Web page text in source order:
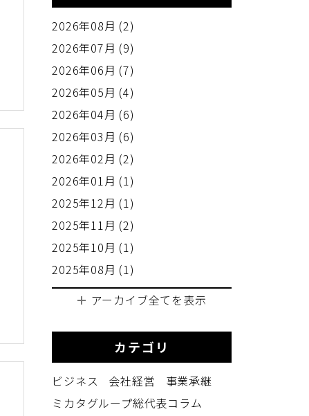
2026年08月 (2)
2026年07月 (9)
2026年06月 (7)
2026年05月 (4)
2026年04月 (6)
2026年03月 (6)
2026年02月 (2)
2026年01月 (1)
2025年12月 (1)
2025年11月 (2)
2025年10月 (1)
2025年08月 (1)
アーカイブ全てを表示
カテゴリ
ビジネス 会社経営
事業承継
ミカタグループ総代表コラム